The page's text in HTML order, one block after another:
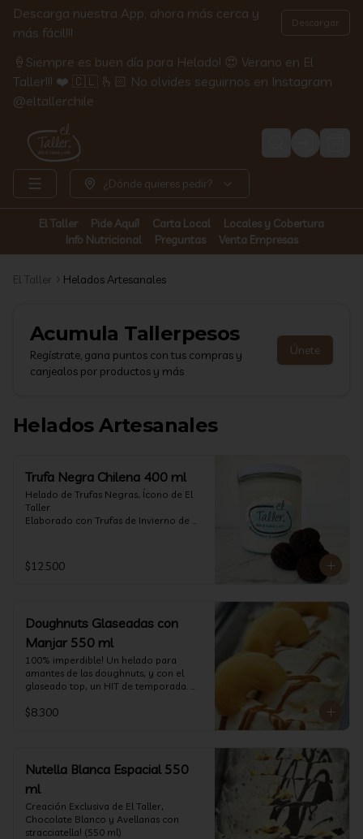
Descarga nuestra App, ahora más cerca y
más fácil!!!
Descargar
🍦Siempre es buen día para Helado! 😍 Verano en El
Taller!!! ❤️ 🇨🇱 🫰🏻 No olvides seguirnos en Instagram
@eltallerchile
Login
¿Dónde quieres pedir?
El Taller Pide Aquí! Carta Local
Locales y Cobertura
Info Nutricional
Preguntas Venta Empresas
El Taller Helados Artesanales
Acumula Tallerpesos
Regístrate, gana puntos con tus compras y
canjealos por productos y más
Únete
Helados Artesanales
Trufa Negra Chilena 400 ml
Helado de Trufas Negras, Ícono de El
Taller
Elaborado con Trufas de Invierno de
cremoso y con un delicado proceso
para obtener una experiencia
esta Edición es muy Limitada,
aproveche ya de vivir esta fantástica
experiencia!!
Ya disponible en www.eltallerchile.cl
$12.500
Doughnuts Glaseadas con
Manjar 550 ml
100% imperdible! Un helado para
amantes de las doughnuts, y con el
glaseado top, un HIT de temporada.
$8.300
Nutella Blanca Espacial 550
ml
Creación Exclusiva de El Taller,
Chocolate Blanco y Avellanas con
stracciatella! (550 ml)